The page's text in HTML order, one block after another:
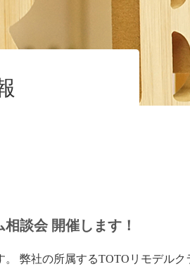
相談会 開催します！
弊社の所属するTOTOリモデル